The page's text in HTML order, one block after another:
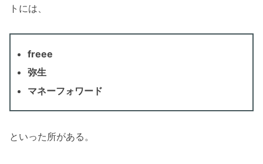
トには、
freee
弥生
マネーフォワード
といった所がある。